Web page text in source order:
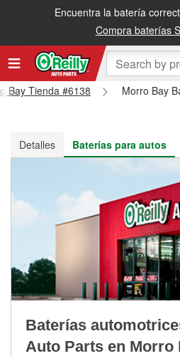
Encuentra la batería
Compra baterías
Recibe tu orden gratis al día
Bay Tienda #6138
Morro Bay
Detalles
Baterías para autos
Baterías
Auto Parts en Morro